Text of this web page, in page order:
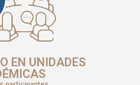
EN UNIDADES